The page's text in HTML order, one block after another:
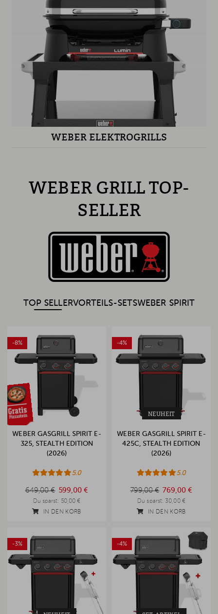
WEBER ELEKTROGRILLS
WEBER GRILL TOP-
SELLER
TOP SELLERVORTEILS-SETSWEBER SPIRIT
-8%
WEBER GASGRILL SPIRIT E-
325, STEALTH EDITION
(2026)
5.0
649,00 € 599,00 €
Du sparst: 50,00 €
IN DEN KORB
-4%
NEUHEIT
WEBER GASGRILL SPIRIT E-
425C, STEALTH EDITION
(2026)
5.0
799,00 € 769,00 €
Du sparst: 30,00 €
IN DEN KORB
-3% -4%